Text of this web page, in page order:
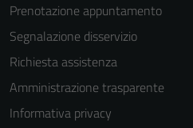
Prenotazione appuntamento
Segnalazione disservizio
Richiesta assistenza
Amministrazione trasparente
Informativa privacy